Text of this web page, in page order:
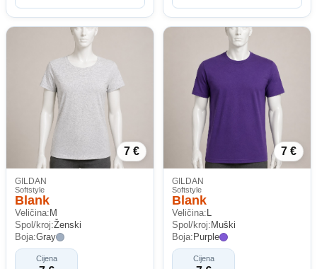
7 €
GILDAN
Softstyle
Blank
Veličina: M
Spol/kroj:Ženski
Boja:Gray
Cijena
7 €
GILDAN
Softstyle
Blank
Veličina: L
Spol/kroj: Muški
Boja: Purple
Cijena